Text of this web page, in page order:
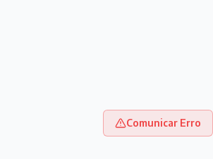
Comunicar Erro